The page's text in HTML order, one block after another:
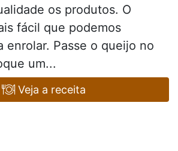
os produtos. O
fácil que podemos
enrolar. Passe o queijo no
um...
Veja a receita